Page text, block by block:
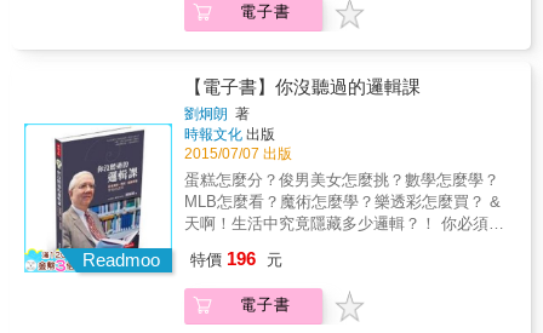
地改善了醫院的衛生環境，讓死亡人數大幅下
降。 在當時的英國，女性與護理師的地位應該
遠比現代來得低。這證明了統計學與「數據」
多麼具有說服力。 現在是資訊科技非常發達的
時代，誰都能隨時取得大量的資訊， 但每個人
也可以斷章取義，利用局部的資料製造謊話。
只有學會機率與統計，才能導出正確的決策，
或是迅速找到優質資訊。 換言之，機率與統計
是商務人士必備的資訊判讀力！ 透過本書，就
算是文組腦的你也能輕鬆學會這門知識！ 本書
特色 ◎以對話形式進行教學，決不使用艱澀難
懂的術語！ ◎只要有國中數學程度，就能快速
掌握機率＆統計的基礎！ ◎解說概念時，會運
用具體的例子，而非數學代號，讓文組腦的你
輕鬆過關！
計來做決策的。舉例來說，某間公司打算投資
某個領域，但理由只是「好像會賺錢」的話，
這公司應該有點危險吧？ 如果是體質健全的公
又能獲利多少」的觀點決定是否投資。 ②看穿
「社會假象」 某間補習班宣稱今年的考試合格
「人數」是去年的2倍。請問，這間補習班變得
更厲害了嗎？ 其實，若只有「合格人數」的數
據，是無法斷言這間補習班變厲害的喲。假設
這間補習班的學生人數也增加了1倍，那麼這間
補習班的學生考上第一志願的比例其實跟去年
南丁格爾在大量分析資料之後，主張「醫院是
士兵死亡主因」，同時提出許多統計相關的數
據佐證，使掌權者不得不採納她的意見，成功
& 中研院士劉炯朗以親切的語法，引領思考的
術洗牌玄機、俊男美女的黃金比例到輪盤、賭
馬輸贏的機率，乃至預測樂透中獎號碼、運動
賽事勝負輸贏&hellip;&hellip;，都能逐一破解，
讓邏輯和數學不再深奧，生活變得更有趣，是
老少咸宜的科普讀物。 & 你知道嗎？生活離不
開邏輯&hellip;&hellip; ★ 蛋糕怎麼切才能皆大
歡喜？ ★ 一天可以學會五套魔術嗎？ ★ 誰是
MLB冠軍隊？ ★ 林書豪被交易的機率有多高？
★ 怎樣才能獨得樂透彩？ ★ 百萬轎車就在門
勝賭盤怎麼下？ ★ 算牌，我也可以嗎？ ★ 飛
機上會有炸彈嗎？ ★ 罹癌機率&hellip;&hellip;
電子書
Readmoo
【電子書】你沒聽過的邏輯課
劉炯朗 著
時報文化 出版
2015/07/07 出版
蛋糕怎麼分？俊男美女怎麼挑？數學怎麼學？
MLB怎麼看？魔術怎麼學？樂透彩怎麼買？ &
天啊！生活中究竟隱藏多少邏輯？！ 你必須跳
傾囊相授 &教你看穿表象 &還原真相！ & 只要
學會簡單的數學邏輯思考， 正解就在你眼前！
& 中研院士劉炯朗以親切的語法，引領思考的
特價 196 元
電子書